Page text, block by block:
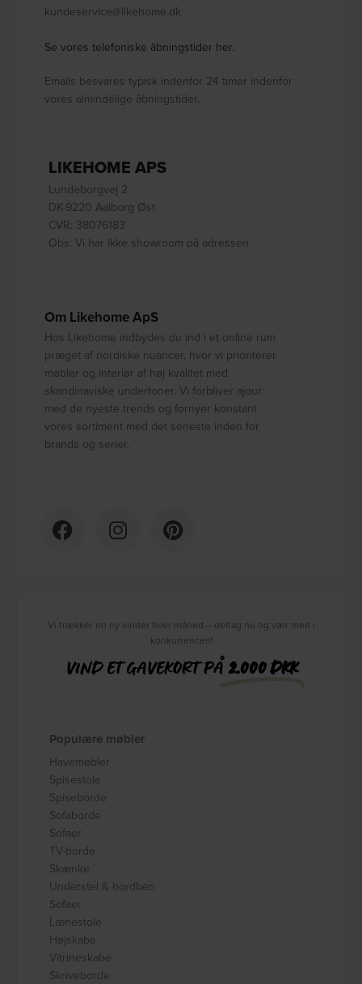
kundeservice@likehome.dk
Se vores telefoniske åbningstider her.
Emails besvares typisk indenfor 24 timer indenfor
vores almindelige åbningstider.
LIKEHOME APS
Lundeborgvej 2
DK-9220 Aalborg Øst
CVR: 38076183
Obs: Vi har ikke showroom på adressen
Om Likehome ApS
Hos Likehome indbydes du ind i et online rum
præget af nordiske nuancer, hvor vi prioriterer
møbler og interiør af høj kvalitet med
skandinaviske undertoner. Vi forbliver ajour
med de nyeste trends og fornyer konstant
vores sortiment med det seneste inden for
brands og serier.
Vi trækker en ny vinder hver måned – deltag nu og vær med i
konkurrencen!
VIND ET GAVEKORT PÅ2.000 DKK
Populære møbler
Havemøbler
Spisestole
Spiseborde
Sofaborde
Sofaer
TV-borde
Skænke
Understel & bordben
Sofaer
Lænestole
Højskabe
Vitrineskabe
Skriveborde